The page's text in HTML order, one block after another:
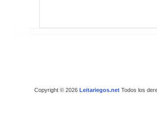
Copyright © 2026 Leitariegos.netTodos los